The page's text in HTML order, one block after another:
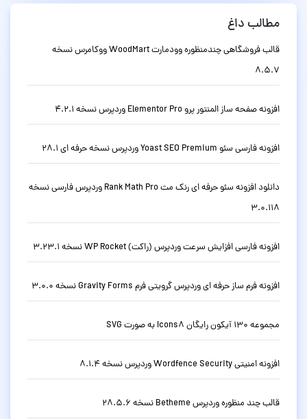
مطالب داغ
قالب فروشگاهی چندمنظوره وودمارت WoodMart ووکامرس نسخه
8.5.7
افزونه صفحه ساز المنتور پرو Elementor Pro وردپرس نسخه 4.2.1
افزونه فارسی سئو Yoast SEO Premium وردپرس نسخه حرفه ای 28.1
دانلود افزونه سئو حرفه ای رنک مث Rank Math Pro وردپرس فارسی نسخه
3.0.118
افزونه فارسی افزایش سرعت وردپرس (راکت) WP Rocket نسخه 3.23.1
افزونه فرم ساز حرفه ای وردپرس گرویتی فرم Gravity Forms نسخه 3.0.0
مجموعه 130 آیکون رایگان Icons8 به صورت SVG
افزونه امنیتی Wordfence Security وردپرس نسخه 8.1.4
قالب چند منظوره وردپرس Betheme نسخه 28.5.6